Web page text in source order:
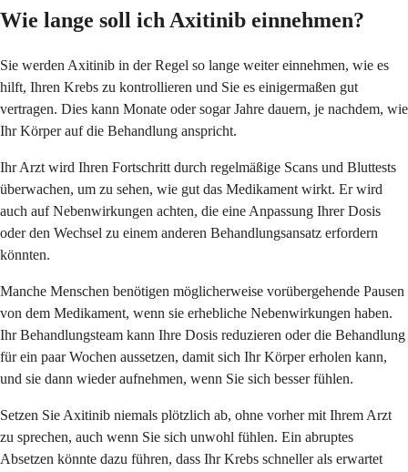
Wie lange soll ich Axitinib einnehmen?
Sie werden Axitinib in der Regel so lange weiter einnehmen, wie es
hilft, Ihren Krebs zu kontrollieren und Sie es einigermaßen gut
vertragen. Dies kann Monate oder sogar Jahre dauern, je nachdem, wie
Ihr Körper auf die Behandlung anspricht.
Ihr Arzt wird Ihren Fortschritt durch regelmäßige Scans und Bluttests
überwachen, um zu sehen, wie gut das Medikament wirkt. Er wird
auch auf Nebenwirkungen achten, die eine Anpassung Ihrer Dosis
oder den Wechsel zu einem anderen Behandlungsansatz erfordern
könnten.
Manche Menschen benötigen möglicherweise vorübergehende Pausen
von dem Medikament, wenn sie erhebliche Nebenwirkungen haben.
Ihr Behandlungsteam kann Ihre Dosis reduzieren oder die Behandlung
für ein paar Wochen aussetzen, damit sich Ihr Körper erholen kann,
und sie dann wieder aufnehmen, wenn Sie sich besser fühlen.
Setzen Sie Axitinib niemals plötzlich ab, ohne vorher mit Ihrem Arzt
zu sprechen, auch wenn Sie sich unwohl fühlen. Ein abruptes
Absetzen könnte dazu führen, dass Ihr Krebs schneller als erwartet